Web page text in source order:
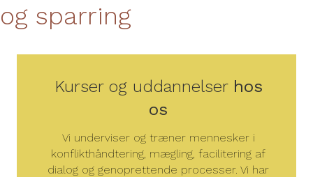
og sparring
Kurser og uddannelser hos
os
Vi underviser og træner mennesker i
konflikthåndtering, mægling, facilitering af
dialog og genoprettende processer. Vi har